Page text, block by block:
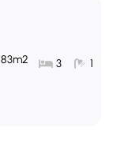
83m2 3 1